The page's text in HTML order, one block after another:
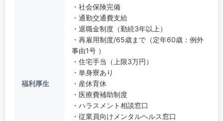
福利厚生
・社会保険完備
・通勤交通費支給
・退職金制度（勤続3年以上）
・再雇用制度/65歳まで（定年60歳：例外
事由1号 ）
・住宅手当（上限3万円）
・単身寮あり
・産休育休
・医療費補助制度
・ハラスメント相談窓口
・従業員向けメンタルヘルス窓口